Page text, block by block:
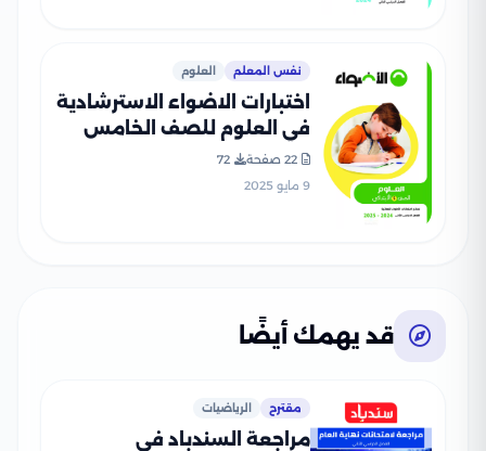
نفس المعلم العلوم
اختبارات الاضواء الاسترشادية
في العلوم للصف الخامس
PDF بالاجابات
22 صفحة
72
9 مايو 2025
قد يهمك أيضًا
مقترح الرياضيات
مراجعة السندباد في